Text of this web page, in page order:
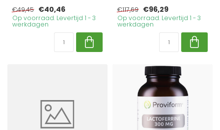
€49,45 €40,46
Op voorraad. Levertijd 1 - 3
werkdagen
€117,69 €96,29
Op voorraad. Levertijd 1 - 3
werkdagen